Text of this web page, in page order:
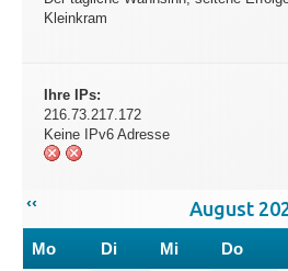
Kleinkram
Ihre IPs:
216.73.217.172
Keine IPv6 Adresse
‹‹ August
Mo Di Mi Do